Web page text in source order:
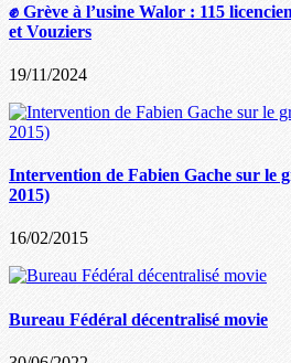
✊ Grève à l’usine Walor : 115
et Vouziers
19/11/2024
Intervention de Fabien Gache sur le
2015)
16/02/2015
Bureau Fédéral décentralisé movie